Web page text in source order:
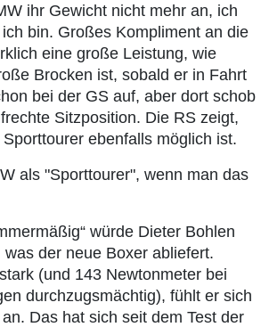
ihr Gewicht nicht mehr an, ich
bin. Großes Kompliment an die
eine große Leistung, wie
Brocken ist, sobald er in Fahrt
bei der GS auf, aber dort schob
Sitzposition. Die RS zeigt,
ebenfalls möglich ist.
als "Sporttourer", wenn man das
würde Dieter Bohlen
der neue Boxer abliefert.
(und 143 Newtonmeter bei
durchzugsmächtig), fühlt er sich
Das hat sich seit dem Test der